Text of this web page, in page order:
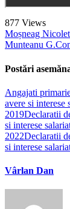
877 Views
Moșneag
Munteanu
Postări
Angajati
avere si interese
2019Declaratii
si interese
2022Declaratii
si interese
Vârlan Dan